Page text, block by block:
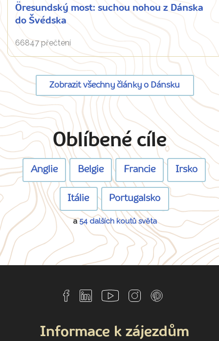
Öresundský most: suchou nohou z Dánska
do Švédska
66847 přečtení
Zobrazit všechny články o Dánsku
Oblíbené cíle
Anglie Belgie Francie Irsko
Itálie Portugalsko
a54 dalších koutů světa
Informace k zájezdům